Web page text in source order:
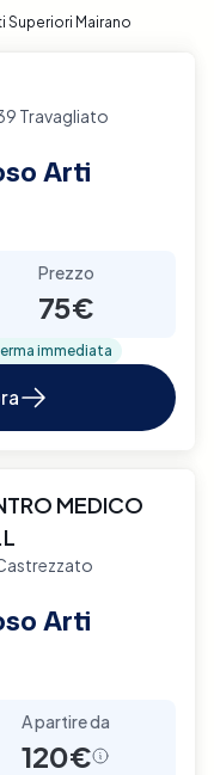
Superiori Mairano
Travagliato
Arti
Prezzo
75€
immediata
MEDICO
Arti
A partire da
120€